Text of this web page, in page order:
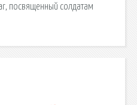
посвященный солдатам